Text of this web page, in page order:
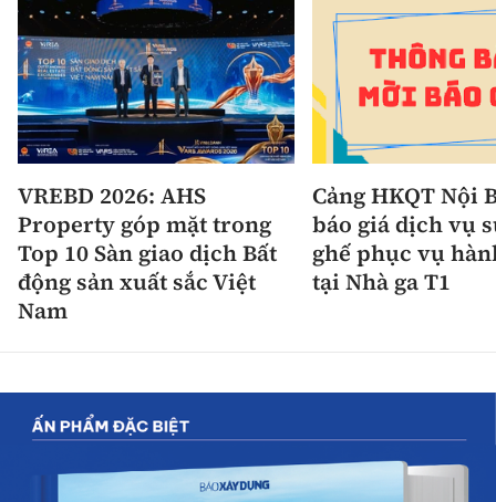
VREBD 2026: AHS
Property góp mặt trong
Top 10 Sàn giao dịch Bất
động sản xuất sắc Việt
Nam
Cảng HKQT Nội
báo giá dịch vụ
ghế phục vụ
tại Nhà ga T1